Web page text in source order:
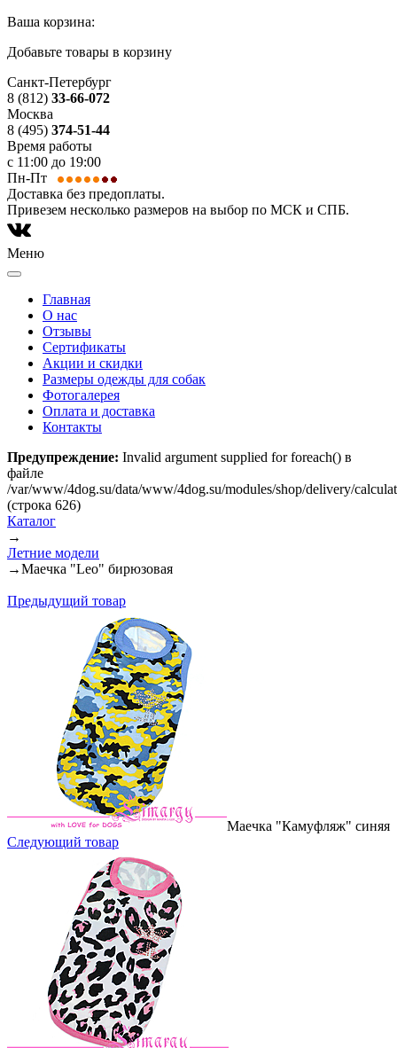
Ваша корзина:
Добавьте товары в корзину
Санкт-Петербург
8 (812) 33-66-072
Москва
8 (495) 374-51-44
Время работы
с 11:00 до 19:00
Пн-Пт
Доставка без предоплаты.
Привезем несколько размеров на выбор по МСК и СПБ.
Меню
Главная
О нас
Отзывы
Сертификаты
Акции и скидки
Размеры одежды для собак
Фотогалерея
Оплата и доставка
Контакты
Предупреждение: Invalid argument supplied for foreach() в
файле
/var/www/4dog.su/data/www/4dog.su/modules/shop/delivery/
(строка 626)
Каталог
→
Летние модели
→Маечка "Leo" бирюзовая
Предыдущий товар
Маечка "Камуфляж" синяя
Следующий товар